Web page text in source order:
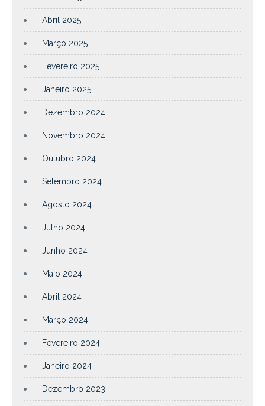
Abril 2025
Março 2025
Fevereiro 2025
Janeiro 2025
Dezembro 2024
Novembro 2024
Outubro 2024
Setembro 2024
Agosto 2024
Julho 2024
Junho 2024
Maio 2024
Abril 2024
Março 2024
Fevereiro 2024
Janeiro 2024
Dezembro 2023